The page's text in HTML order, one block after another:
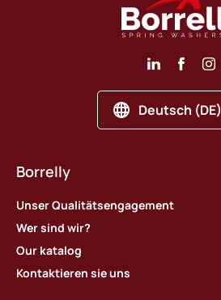
Deutsch (DE)
Borrelly
Unser Qualitätsengagement
Wer sind wir?
Our katalog
Kontaktieren sie uns